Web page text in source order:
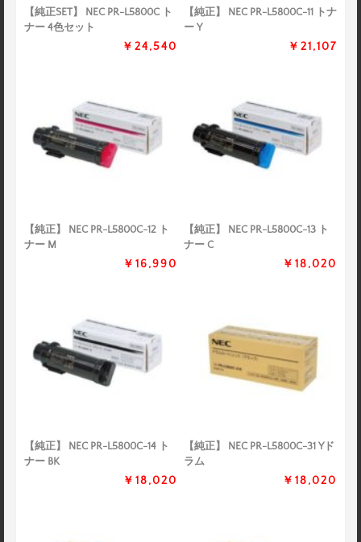
【純正SET】 NEC PR-L5800C ト
ナー 4色セット
￥24,540
【純正】 NEC PR-L5800C-11 トナ
ー Y
￥21,107
【純正】 NEC PR-L5800C-12 ト
ナー M
￥16,990
【純正】 NEC PR-L5800C-13 ト
ナー C
￥18,020
【純正】 NEC PR-L5800C-14 ト
ナー BK
￥18,020
【純正】 NEC PR-L5800C-31 Yド
ラム
￥18,020